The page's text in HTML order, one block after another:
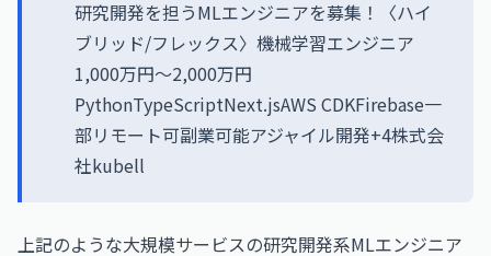
研究開発を担うMLエンジニアを募集！〈ハイ
ブリッド/フレックス〉機械学習エンジニア
1,000万円〜2,000万円
PythonTypeScriptNext.jsAWS CDKFirebase一
部リモート可副業可能アジャイル開発+4株式会
社kubell
上記のような大規模サービスの研究開発系MLエンジニア